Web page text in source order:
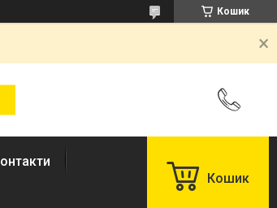
Кошик
Кошик